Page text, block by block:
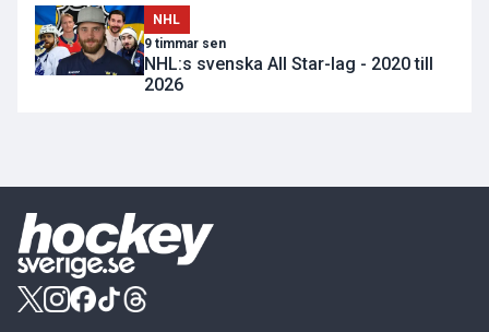
NHL
9 timmar sen
NHL:s svenska All Star-lag - 2020 till
2026